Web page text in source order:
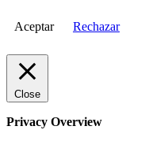
Aceptar Rechazar
Close
Privacy Overview